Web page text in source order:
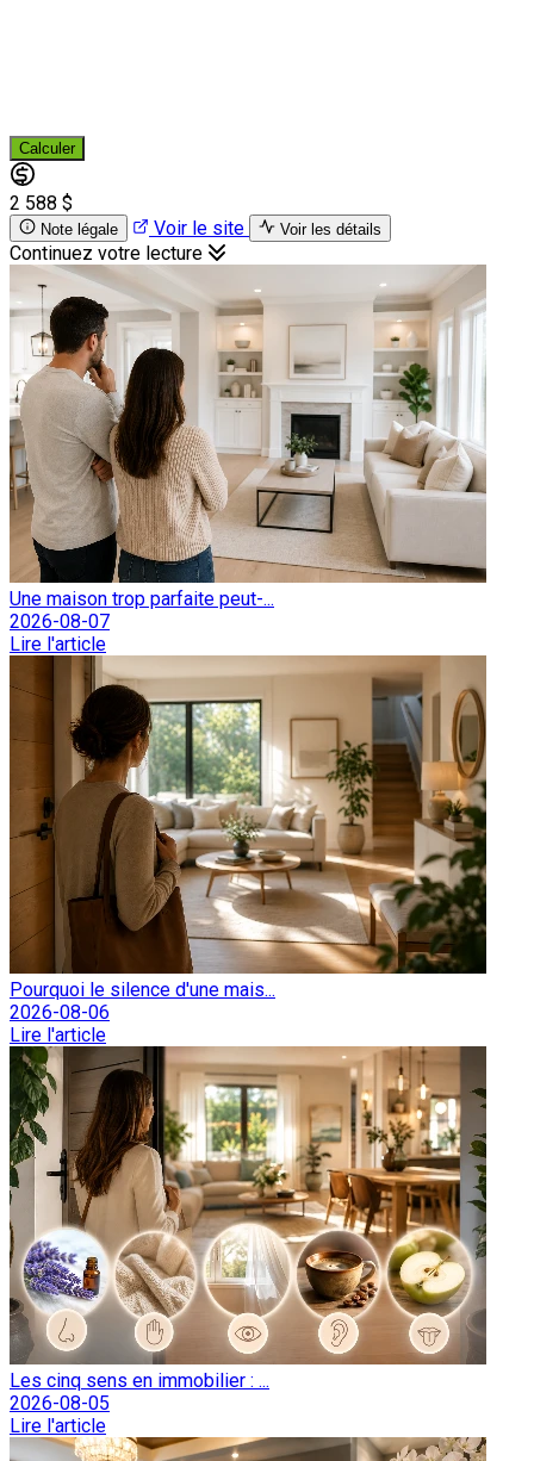
Calculer
2 588 $
Note légale Voir le site Voir les détails
Continuez votre lecture
Une maison trop parfaite peut-...
2026-08-07
Lire l'article
Pourquoi le silence d'une mais...
2026-08-06
Lire l'article
Les cinq sens en immobilier : ...
2026-08-05
Lire l'article